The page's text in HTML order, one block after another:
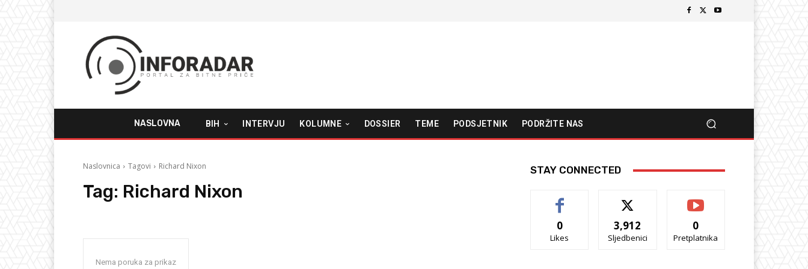
NASLOVNA BIH INTERVJU KOLUMNE DOSSIER TEME PODSJETNIK PODRŽITE NAS
Naslovnica Tagovi Richard Nixon
Tag: Richard Nixon
Nema poruka za prikaz
STAY CONNECTED
0
Likes
3,912
Sljedbenici
0
Pretplatnika